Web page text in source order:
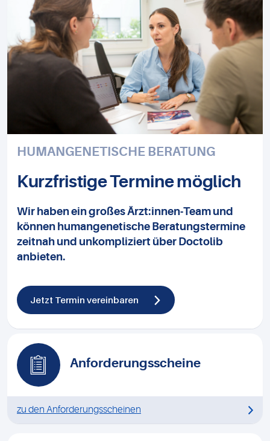
HUMANGENETISCHE BERATUNG
Kurzfristige Termine möglich
Wir haben ein großes Ärzt:innen-Team und
können humangenetische Beratungstermine
zeitnah und unkompliziert über Doctolib
anbieten.
Jetzt Termin vereinbaren
Anforderungsscheine
zu den Anforderungsscheinen